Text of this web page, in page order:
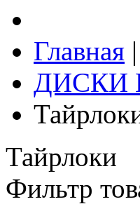
Главная |
ДИСКИ
Тайрлоки
Фильтр